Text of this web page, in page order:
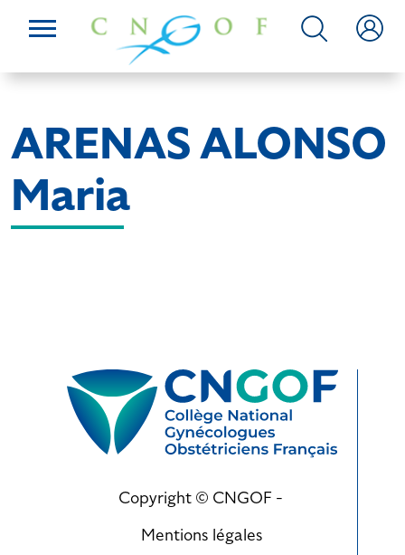
ARENAS ALONSO
Maria
Copyright © CNGOF -
Mentions légales